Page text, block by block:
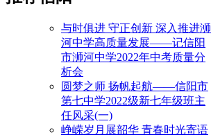
与时俱进 守正创新 深入推进浉
河中学高质量发展——记信阳
市浉河中学2022年中考质量分
析会
圆梦之师 扬帆起航——信阳市
第七中学2022级新七年级班主
任风采(一)
峥嵘岁月展韶华 青春时光寄语